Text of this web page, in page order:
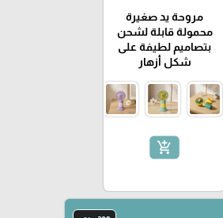
مروحة يد صغيرة
محمولة قابلة لشحن
بتصاميم لطيفة على
شكل أزهار
add_shopping_cart